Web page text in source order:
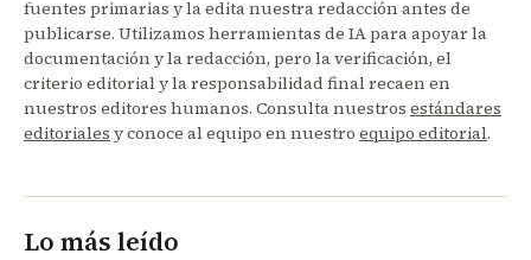
fuentes primarias y la edita nuestra redacción antes de
publicarse. Utilizamos herramientas de IA para apoyar la
documentación y la redacción, pero la verificación, el
criterio editorial y la responsabilidad final recaen en
nuestros editores humanos. Consulta nuestros estándares
editoriales y conoce al equipo en nuestro equipo editorial.
Lo más leído